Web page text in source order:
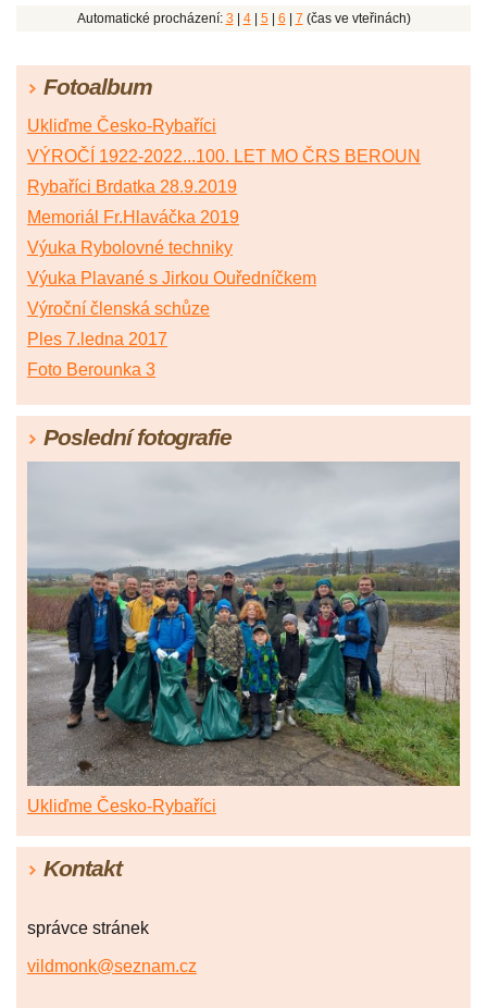
Automatické procházení: 3 4| 5| 6 7 (čas ve vteřinách)
Fotoalbum
Ukliďme Česko-Rybaříci
VÝROČÍ 1922-2022...100. LET MO ČRS BEROUN
Rybaříci Brdatka 28.9.2019
Memoriál Fr.Hlaváčka 2019
Výuka Rybolovné techniky
Výuka Plavané s Jirkou Ouředníčkem
Výroční členská schůze
Ples 7.ledna 2017
Foto Berounka 3
Poslední fotografie
Ukliďme Česko-Rybaříci
Kontakt
správce stránek
vildmonk@seznam.cz